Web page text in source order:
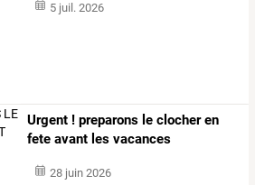
5 juil. 2026
Urgent ! preparons le clocher en
fete avant les vacances
28 juin 2026